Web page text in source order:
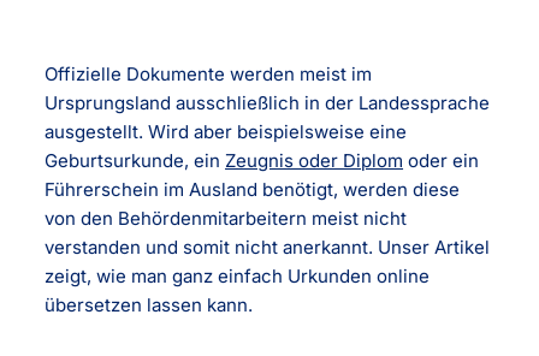
Offizielle Dokumente werden meist im
Ursprungsland ausschließlich in der Landessprache
ausgestellt. Wird aber beispielsweise eine
Geburtsurkunde, einZeugnis oder Diplom oder ein
Führerschein im Ausland benötigt, werden diese
von den Behördenmitarbeitern meist nicht
verstanden und somit nicht anerkannt. Unser Artikel
zeigt, wie man ganz einfach Urkunden online
übersetzen lassen kann.